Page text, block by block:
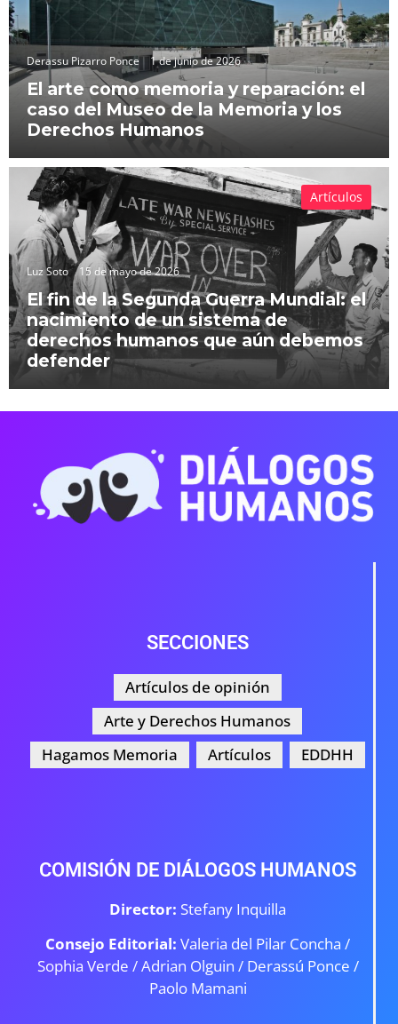
Derassu Pizarro Ponce 1 de junio de 2026
El arte como memoria y reparación: el
caso del Museo de la Memoria y los
Derechos Humanos
Luz Soto 15 de mayo de 2026
El fin de la Segunda Guerra Mundial: el
nacimiento de un sistema de
derechos humanos que aún debemos
defender
Artículos
SECCIONES
Artículos de opinión
Arte y Derechos Humanos
Hagamos Memoria
Artículos EDDHH
COMISIÓN DE DIÁLOGOS HUMANOS
Director: Stefany Inquilla
Consejo Editorial: Valeria del Pilar Concha /
Sophia Verde /Adrian Olguin / Derassú Ponce /
Paolo Mamani